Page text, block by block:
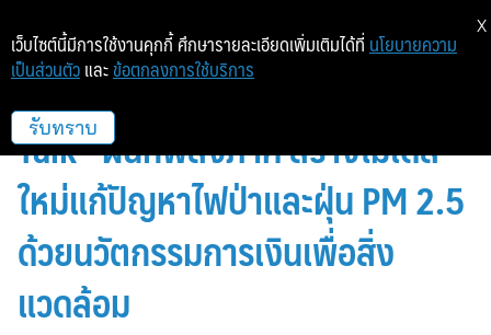
“Forest Guardians Dinner
Talk” ผนึกพลังภาคี สร้างโมเดล
ใหม่แก้ปัญหาไฟป่าและฝุ่น PM 2.5
ด้วยนวัตกรรมการเงินเพื่อสิ่ง
แวดล้อม
เว็บไซต์นี้มีการใช้งานคุกกี้ ศึกษารายละเอียดเพิ่มเติมได้ที่ นโยบายความ
เป็นส่วนตัว และ ข้อตกลงการใช้บริการ
รับทราบ
X